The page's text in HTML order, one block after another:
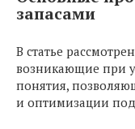
запасами
В статье
возникающие при
понятия,
и оптимизации